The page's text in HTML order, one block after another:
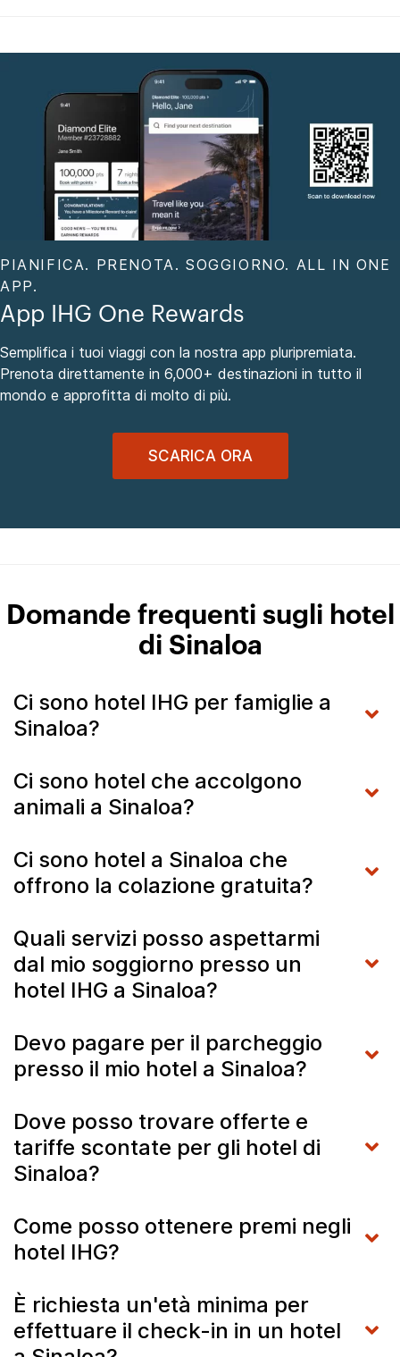
PIANIFICA. PRENOTA. SOGGIORNO. ALL IN ONE
APP.
App IHG One Rewards
Semplifica i tuoi viaggi con la nostra app pluripremiata.
Prenota direttamente in 6,000+ destinazioni in tutto il
mondo e approfitta di molto di più.
SCARICA ORA
Domande frequenti sugli hotel
di Sinaloa
Ci sono hotel IHG per famiglie a
Sinaloa?
Ci sono hotel che accolgono
animali a Sinaloa?
Ci sono hotel a Sinaloa che
offrono la colazione gratuita?
Quali servizi posso aspettarmi
dal mio soggiorno presso un
hotel IHG a Sinaloa?
Devo pagare per il parcheggio
presso il mio hotel a Sinaloa?
Dove posso trovare offerte e
tariffe scontate per gli hotel di
Sinaloa?
Come posso ottenere premi negli
hotel IHG?
È richiesta un'età minima per
effettuare il check-in in un hotel